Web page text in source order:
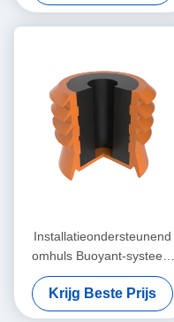
ondersteunt en corrosie
weerstaat
Installatieondersteunend
omhuls Buoyant-systeem
Aanpasbaar en efficiënt
vervaardigd
Krijg Beste Prijs